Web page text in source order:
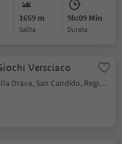
1659 m
Salita
9h:09 Min
durata
Versciaco
Prato alla Drava, San Candido, Regione dolomitica 3 Cime